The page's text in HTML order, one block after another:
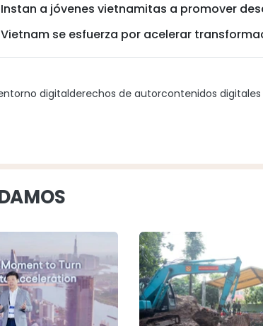
Instan a jóvenes vietnamitas a promover
Vietnam se esfuerza por acelerar
digitalderechos de autorcontenidos digitales